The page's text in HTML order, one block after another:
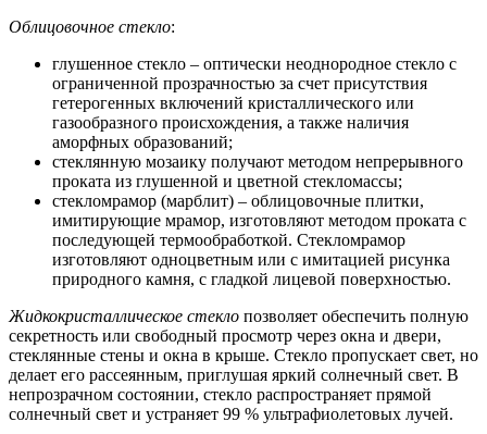
Облицовочное стекло:
глушенное стекло – оптически неоднородное стекло с
ограниченной прозрачностью за счет присутствия
гетерогенных включений кристаллического или
газообразного происхождения, а также наличия
аморфных образований;
стеклянную мозаику получают методом непрерывного
проката из глушенной и цветной стекломассы;
стекломрамор (марблит) – облицовочные плитки,
имитирующие мрамор, изготовляют методом проката с
последующей термообработкой. Стекломрамор
изготовляют одноцветным или с имитацией рисунка
природного камня, с гладкой лицевой поверхностью.
Жидкокристаллическое стекло позволяет обеспечить полную
секретность или свободный просмотр через окна и двери,
стеклянные стены и окна в крыше. Стекло пропускает свет, но
делает его рассеянным, приглушая яркий солнечный свет. В
непрозрачном состоянии, стекло распространяет прямой
солнечный свет и устраняет 99 % ультрафиолетовых лучей.